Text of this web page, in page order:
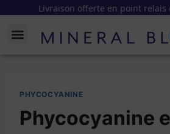
Livraison offerte en point relais
PHYCOCYANINE
Phycocyanine